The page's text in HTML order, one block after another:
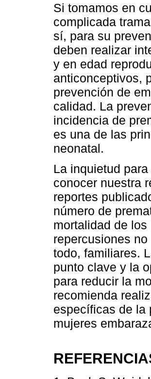
Si tomamos en
complicada
sí, para su
deben realizar
y en edad
anticonceptivos,
prevención de
calidad. La
incidencia de
es una de las
neonatal.
La inquietud
conocer nuestra
reportes
número de
mortalidad de
repercusiones
todo, familiares.
punto clave y la
para reducir la
recomienda
específicas de la
mujeres